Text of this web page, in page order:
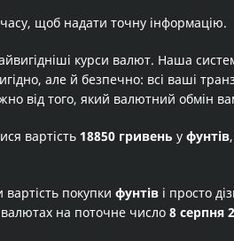
щоб надати точну інформацію.
курси валют. Наша
але й безпечно: всі ваші
від того, який валютний обмін
вартість 18850 гривень у фунтів
покупки фунтів і просто
на поточне число 8 серпня